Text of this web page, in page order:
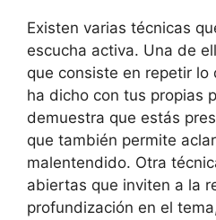
Existen varias técnicas
escucha activa. Una de
que consiste en repetir lo
ha dicho con tus propias
demuestra que estás
que también permite
malentendido. Otra
abiertas que inviten a la
profundización en el